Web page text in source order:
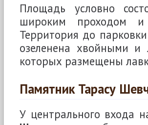
Площадь условно
широким проходом и
Территория до
озеленена хвойными и
которых размещены
Памятник Тарасу
У центрального входа